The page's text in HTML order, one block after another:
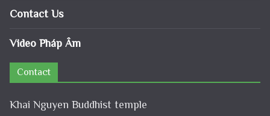
Contact Us
Video Pháp Âm
Contact
Khai Nguyen Buddhist temple